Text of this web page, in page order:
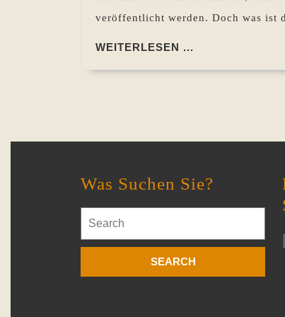
veröffentlicht werden. Doch was ist
WEITERLESEN ...
Was Suchen Sie?
for: